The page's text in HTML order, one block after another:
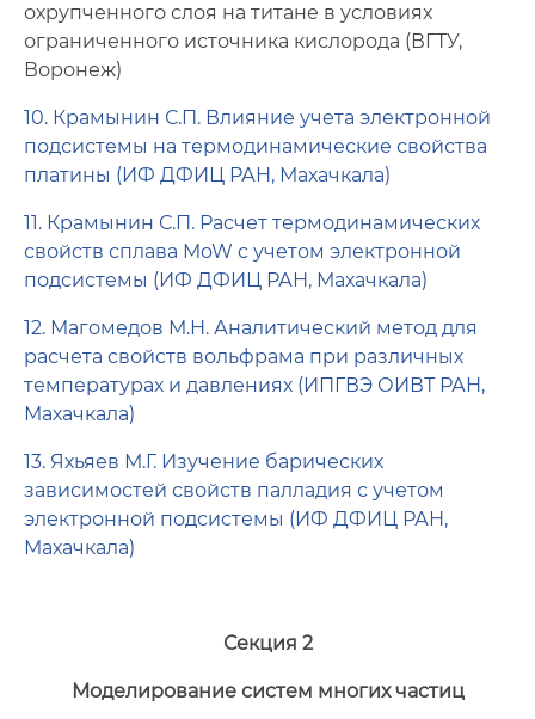
охрупченного слоя на титане в условиях
ограниченного источника кислорода (ВГТУ,
Воронеж)
10. Крамынин С.П. Влияние учета электронной
подсистемы на термодинамические свойства
платины (ИФ ДФИЦ РАН, Махачкала)
11. Крамынин С.П. Расчет термодинамических
свойств сплава MoW c учетом электронной
подсистемы (ИФ ДФИЦ РАН, Махачкала)
12. Магомедов М.Н. Аналитический метод для
расчета свойств вольфрама при различных
температурах и давлениях (ИПГВЭ ОИВТ РАН,
Махачкала)
13. Яхьяев М.Г. Изучение барических
зависимостей свойств палладия с учетом
электронной подсистемы (ИФ ДФИЦ РАН,
Махачкала)
Секция 2
Моделирование систем многих частиц